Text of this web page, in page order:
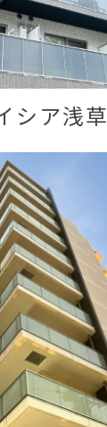
シア浅